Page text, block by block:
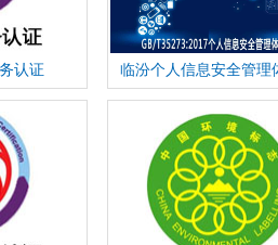
认证 临汾个人信息安全管理